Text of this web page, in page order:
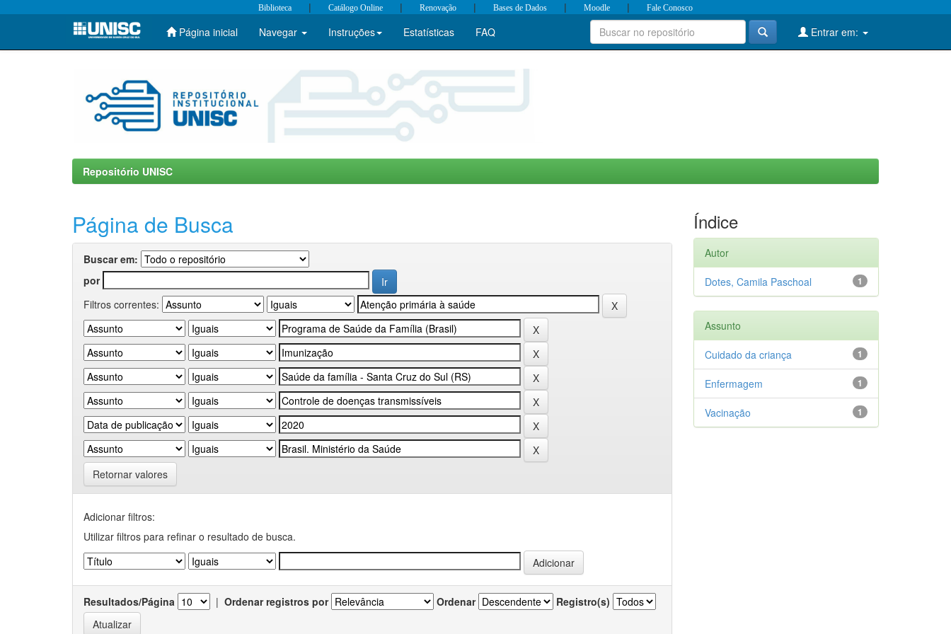
Skip
Biblioteca | Catálogo Online | Renovação | Bases de Dados | Moodle | Fale Conosco
Página inicial Navegar Instruções Estatísticas FAQ Entrar em:
Repositório UNISC
Página de Busca
Buscar em:
por
Filtros correntes:
Retornar valores
Adicionar filtros:
Utilizar filtros para refinar o resultado de busca.
Resultados/Página | Ordenar registros por Ordenar Registro(s)
Índice
Autor
1
Dotes, Camila Paschoal
Assunto
1
Cuidado da criança
1
Enfermagem
1
Vacinação